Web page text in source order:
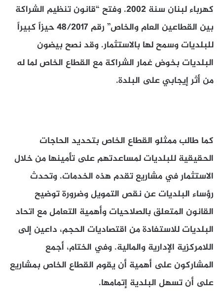
كهرباء لبنان سنة 2002. وفتح “قانون تنظيم الشراكة
بين القطاعين العام والخاص” رقم 48/2017 حيزاً كبيراً
للبلديات وسمح لها بالاستثمار. وقد نصح بيضون
البلديات بخوض غمار الشراكة مع القطاع الخاص لما له
من أثر إيجابي على البلدة.
كما طالب ممثلو القطاع الخاص بتحديد الحاجات
الحقيقية للبلديات لمساعدتهم على تأمينها من خلال
الاستثمار في مشاريع تقدم هذه الخدمات. وتحدث
رؤساء البلديات عن نقص التمويل وضرورة توضيح
القانون المتعلق بالصلاحيات وأهمية التعامل مع اتحاد
البلديات للاستفادة من اقتصاديات الحجم، داعين إلى
اللامركزية الإدارية والمالية. وفي الختام، أجمع
المشاركون على أهمية أن يقوم القطاع الخاص بمشاريع
على أن تسهل البلدية إتمامها.